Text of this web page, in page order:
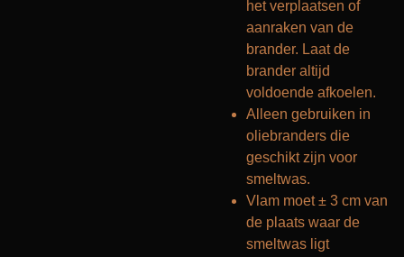
het verplaatsen of
aanraken van de
brander. Laat de
brander altijd
voldoende afkoelen.
Alleen gebruiken in
oliebranders die
geschikt zijn voor
smeltwas.
Vlam moet ± 3 cm van
de plaats waar de
smeltwas ligt